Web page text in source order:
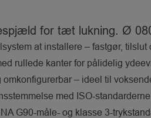
for tæt lukning. Ø
at installere – fastgør, tilslut
rullede kanter for pålidelig
– ideel til
med ISO-
G90-måle- og klasse 3-